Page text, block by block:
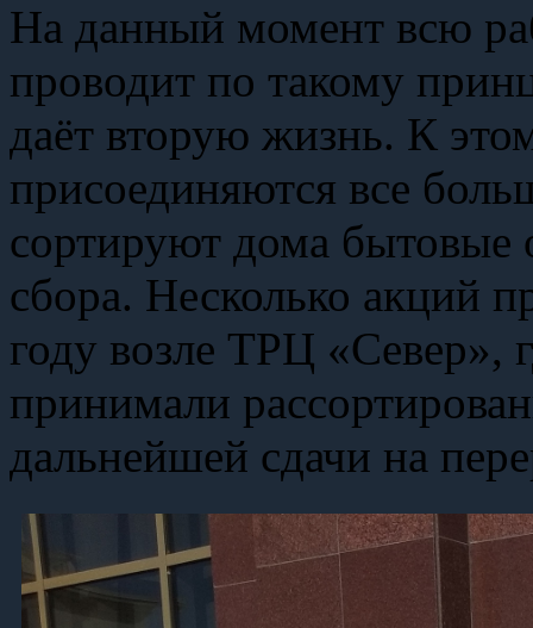
На данный момент всю
проводит по такому
даёт вторую жизнь. К
присоединяются все
сортируют дома бытовые
сбора. Несколько акций
году возле ТРЦ «Север»,
принимали
дальнейшей сдачи на